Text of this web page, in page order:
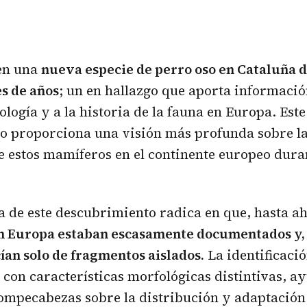
una nueva especie de perro osoen Cataluña
de años; un en hallazgo que aporta
y a la historia de la fauna en Europa. Este
proporciona una visión más profunda sobre
mamíferos en el continente europeo
de este descubrimiento radica en que, hasta
Europa estaban escasamente documentados
solo de fragmentos aislados. La
con características morfológicas distintivas,
sobre la distribución y adaptación